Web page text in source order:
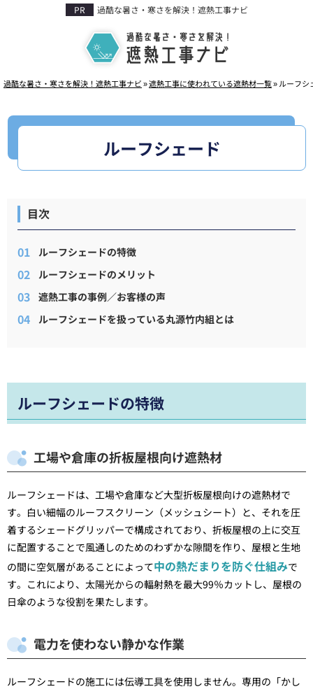
過酷な暑さ・寒さを解決！遮熱工事ナビ
稼働に影響しない
過酷な暑さ・寒さを解決！遮熱工事ナビ»遮熱工事に使われている遮熱材一覧»ルーフシ
ルーフシェード
目次
ルーフシェードの特徴
ルーフシェードのメリット
遮熱工事の事例／お客様の声
ルーフシェードを扱っている丸源竹内組とは
ルーフシェードの特徴
工場や倉庫の折板屋根向け遮熱材
ルーフシェードは、工場や倉庫など大型折板屋根向けの遮熱材で
す。白い細幅のルーフスクリーン（メッシュシート）と、それを圧
着するシェードグリッパーで構成されており、折板屋根の上に交互
に配置することで風通しのためのわずかな隙間を作り、屋根と生地
の間に空気層があることによって中の熱だまりを防ぐ仕組みで
す。これにより、太陽光からの輻射熱を最大99％カットし、屋根の
日傘のような役割を果たします。
電力を使わない静かな作業
ルーフシェードの施工には伝導工具を使用しません。専用の「かし